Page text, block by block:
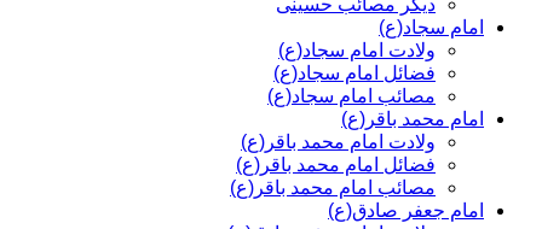
امام سجاد(ع)
ولادت امام سجاد(ع)
فضائل امام سجاد(ع)
مصائب امام سجاد(ع)
امام محمد باقر(ع)
ولادت امام محمد باقر(ع)
فضائل امام محمد باقر(ع)
مصائب امام محمد باقر(ع)
امام جعفر صادق(ع)